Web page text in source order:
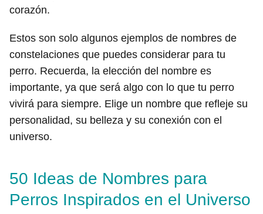
corazón.
Estos son solo algunos ejemplos de nombres de
constelaciones que puedes considerar para tu
perro. Recuerda, la elección del nombre es
importante, ya que será algo con lo que tu perro
vivirá para siempre. Elige un nombre que refleje su
personalidad, su belleza y su conexión con el
universo.
50 Ideas de Nombres para
Perros Inspirados en el Universo